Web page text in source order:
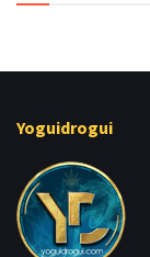
Yoguidrogui